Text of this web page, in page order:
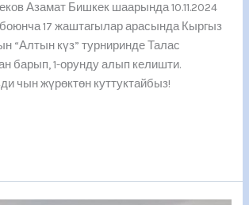
Азамат Бишкек шаарында 10.11.2024
17 жаштагылар арасында Кыргыз
“Алтын күз” турниринде Талас
барып, 1-орунду алып келишти.
чын жүрөктөн куттуктайбыз!